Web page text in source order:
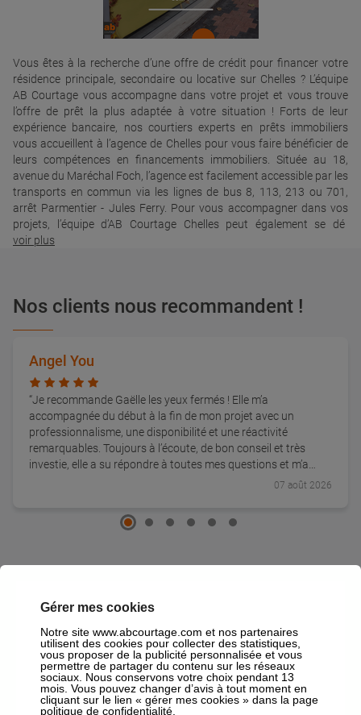
Vous êtes à la recherche d’une offre de crédit pour financer votre
résidence principale, secondaire ou locative sur Chelles ? L’équipe
AB Courtage vous accompagne dans votre projet et vous trouve
l’offre de prêt la plus adaptée à votre situation ! Forts de leur
expérience bancaire, nos courtiers experts en prêts immobiliers
vous accueillent à l’agence de Chelles pour vous faire bénéficier de
leurs compétences en financements immobiliers. Située au 18,
avenue du Maréchal Foch, l’agence est facilement accessible par les
transports en commun via les lignes de bus 8, 113, 213 ou 701,
arrêt Parmentier - Jules Ferry. Pour vous accompagner dans vos
projets, l’équipe d’AB Courtage Chelles peut également se dé
voir plus
Nos clients nous recommandent !
Angel You
07 août 2026
Je recommande Gaëlle les yeux fermés ! Elle m’a
accompagnée du début à la fin de mon projet avec un
professionnalisme, une disponibilité et une réactivité
remarquables. Toujours à l’écoute, de bon conseil et très
investie, elle a su répondre à toutes mes questions et m’a
accompagnée à chaque étape avec beaucoup de sérieux et
sereinement dans mon dossier. Un immense merci pour votre
travail, votre patience et votre accompagnement sans faille.
AB Courtage, grâce à son offre bancaire complète, vous
accompagne dans tous vos projets immobiliers (achat
Résidence principale, Résidence Secondaire,
Investissement locatif,…) pour optimiser les conditions
d’obtention de votre prêt immobilier
Gérer mes cookies
Notre site www.abcourtage.com et nos partenaires
utilisent des cookies pour collecter des statistiques,
vous proposer de la publicité personnalisée et vous
permettre de partager du contenu sur les réseaux
sociaux. Nous conservons votre choix pendant 13
mois. Vous pouvez changer d’avis à tout moment en
cliquant sur le lien « gérer mes cookies » dans la page
politique de confidentialité.